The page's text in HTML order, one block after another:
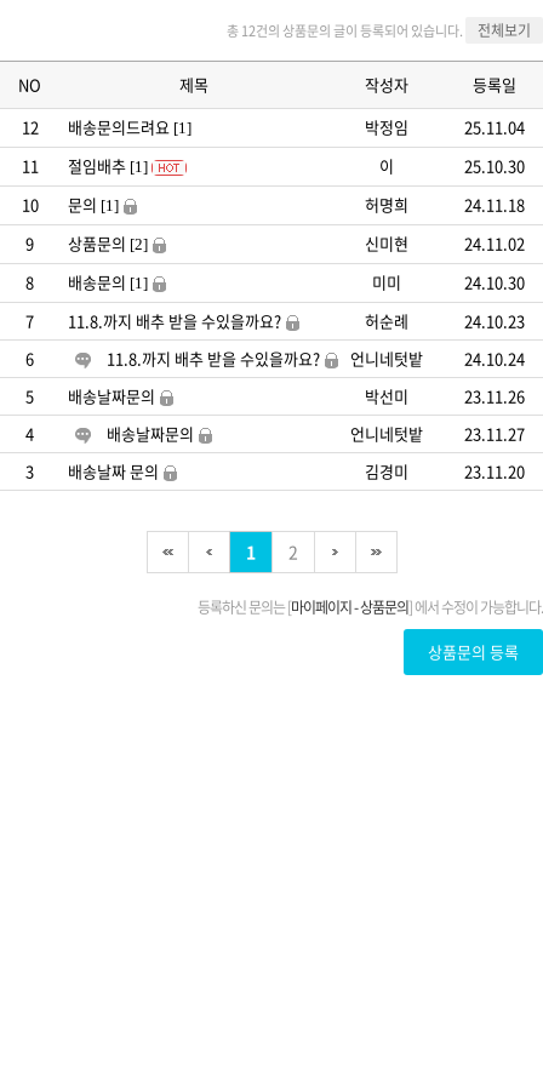
총 12건의 상품문의 글이 등록되어 있습니다. 전체보기
NO 제목 작성자
등록일
12
배송문의드려요 [1] 박정임
25.11.04
11
절임배추 [1] 이
25.10.30
10
문의 [1] 허명희
24.11.18
9
상품문의 [2] 신미현
24.11.02
8
배송문의 [1] 미미
24.10.30
7
11.8.까지 배추 받을 수있을까요? 허순례
24.10.23
6
11.8.까지 배추 받을 수있을까요? 언니네텃밭
24.10.24
5
배송날짜문의 박선미
23.11.26
4
배송날짜문의 언니네텃밭
23.11.27
3
배송날짜 문의 김경미 23.11.20
1 2
등록하신 문의는 [마이페이지 - 상품문의] 에서 수정이 가능합니다.
상품문의 등록